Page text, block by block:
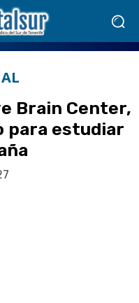
Brain Center,
para estudiar